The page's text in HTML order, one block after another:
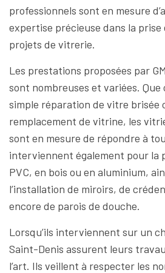
professionnels sont en mesure
expertise précieuse dans la prise
projets de vitrerie.
Les prestations proposées par
sont nombreuses et variées. Que
simple réparation de vitre brisée
remplacement de vitrine, les
sont en mesure de répondre à
interviennent également pour la
PVC, en bois ou en aluminium,
l’installation de miroirs, de
encore de parois de douche.
Lorsqu’ils interviennent sur un
Saint-Denis assurent leurs
l’art. Ils veillent à respecter les